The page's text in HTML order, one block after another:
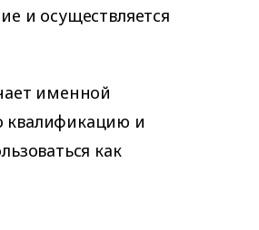
и осуществляется
именной
квалификацию и
как